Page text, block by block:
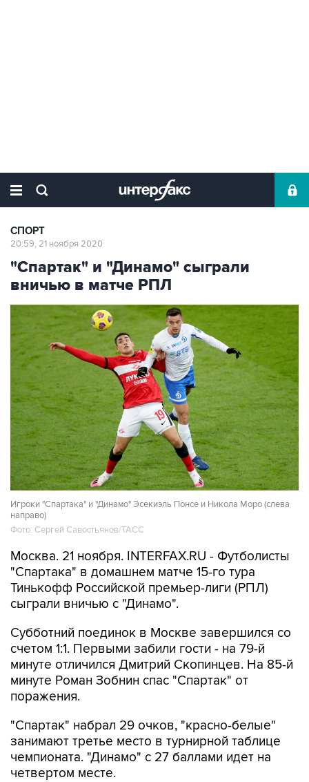
СПОРТ
20:59, 21 ноября 2020
"Спартак" и "Динамо" сыграли
вничью в матче РПЛ
Игроки "Спартака" и "Динамо" Эсекиэль Понсе и Никола Моро (слева
направо)
Фото: Сергей Савостьянов/ТАСС
Москва. 21 ноября. INTERFAX.RU - Футболисты
"Спартака" в домашнем матче 15-го тура
Тинькофф Российской премьер-лиги (РПЛ)
сыграли вничью с "Динамо".
Субботний поединок в Москве завершился со
счетом 1:1. Первыми забили гости - на 79-й
минуте отличился Дмитрий Скопинцев. На 85-й
минуте Роман Зобнин спас "Спартак" от
поражения.
"Спартак" набрал 29 очков, "красно-белые"
занимают третье место в турнирной таблице
чемпионата. "Динамо" с 27 баллами идет на
четвертом месте.